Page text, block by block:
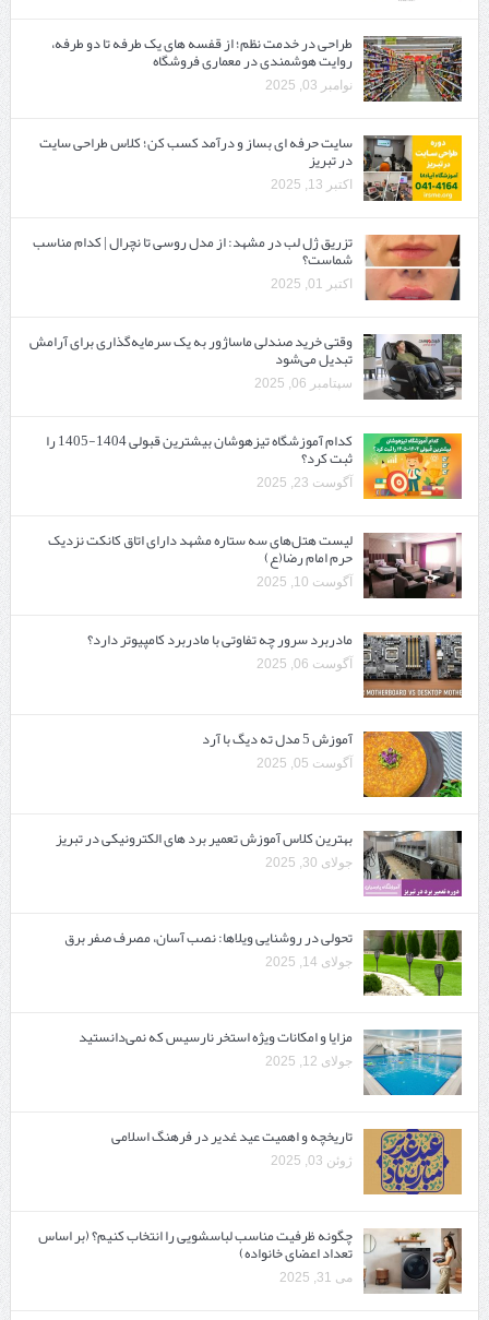
طراحی در خدمت نظم؛ از قفسه ‌های یک‌ طرفه تا دو طرفه،
روایت هوشمندی در معماری فروشگاه
نوامبر 03, 2025
سایت حرفه ‌ای بساز و درآمد کسب کن؛ کلاس طراحی سایت
در تبریز
اکتبر 13, 2025
تزریق ژل لب در مشهد: از مدل روسی تا نچرال | کدام مناسب
شماست؟
اکتبر 01, 2025
وقتی خرید صندلی ماساژور به یک سرمایه‌گذاری برای آرامش
تبدیل می‌شود
سپتامبر 06, 2025
کدام آموزشگاه تیزهوشان بیشترین قبولی 1404-1405 را
ثبت کرد؟
آگوست 23, 2025
لیست هتل‌های سه ستاره مشهد دارای اتاق کانکت نزدیک
حرم امام رضا(ع)
آگوست 10, 2025
مادربرد سرور چه تفاوتی با مادربرد کامپیوتر دارد؟
آگوست 06, 2025
آموزش 5 مدل ته دیگ با آرد
آگوست 05, 2025
بهترین کلاس آموزش تعمیر برد های الکترونیکی در تبریز
جولای 30, 2025
تحولی در روشنایی ویلاها: نصب آسان، مصرف صفر برق
جولای 14, 2025
مزایا و امکانات ویژه استخر نارسیس که نمی‌دانستید
جولای 12, 2025
تاریخچه و اهمیت عید غدیر در فرهنگ اسلامی
ژوئن 03, 2025
چگونه ظرفیت مناسب لباسشویی را انتخاب کنیم؟ (بر اساس
تعداد اعضای خانواده)
می 31, 2025